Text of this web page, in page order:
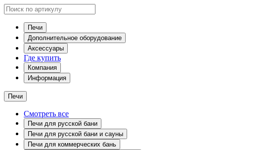
Печи
Дополнительное оборудование
Аксессуары
Где купить
Компания
Информация
Печи
Смотреть все
Печи для русской бани
Печи для русской бани и сауны
Печи для коммерческих бань